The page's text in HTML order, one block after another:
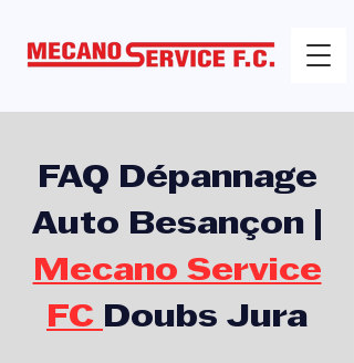
FAQ Dépannage
Auto Besançon |
Mecano Service
FC
Doubs Jura